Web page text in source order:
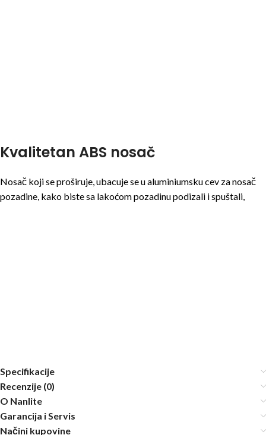
Kvalitetan ABS nosač
Nosač koji se proširuje, ubacuje se u aluminiumsku cev za nosač
pozadine, kako biste sa lakoćom pozadinu podizali i spuštali,
Specifikacije
Recenzije (0)
O Nanlite
Garancija i Servis
Načini kupovine